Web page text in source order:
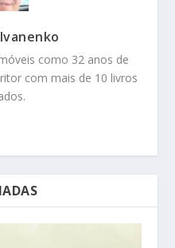
como 32 anos de
com mais de 10 livros